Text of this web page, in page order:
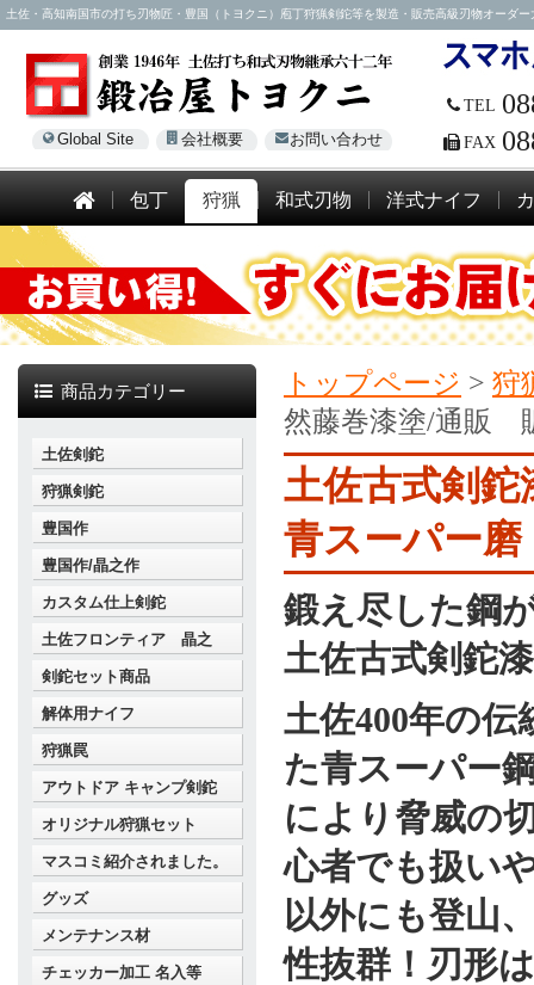
土佐・高知南国市の打ち刃物匠・豊国（トヨクニ）庖丁狩猟剣鉈等を製造・販売高級刃物オーダ
Global Site 会社概要 お問い合わせ
TEL
FAX
包丁 狩猟 和式刃物 洋式ナイフ
トップページ > 狩
然藤巻漆塗/通販
土佐古式剣鉈
青スーパー
鍛え尽した鋼
土佐古式剣鉈
土佐400年の
た青スーパー
により脅威の
心者でも扱い
以外にも登山
性抜群！刃形
商品カテゴリー
土佐剣鉈
狩猟剣鉈
豊国作
豊国作/晶之作
カスタム仕上剣鉈
土佐フロンティア 晶之
剣鉈セット商品
解体用ナイフ
狩猟罠
アウトドア キャンプ剣鉈
オリジナル狩猟セット
マスコミ紹介されました。
グッズ
メンテナンス材
チェッカー加工 名入等